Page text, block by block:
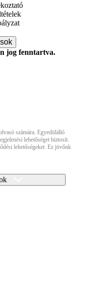
jog fenntartva.
számára. Egyedülálló
lehetőséget biztosít.
lehetőségeket. Ez jövőnk